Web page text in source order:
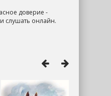
доверие -
слушать онлайн.